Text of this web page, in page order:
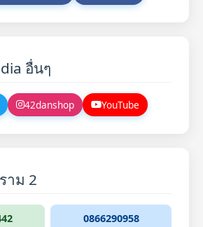
อื่นๆ
42danshop YouTube
าม 2
0866290958